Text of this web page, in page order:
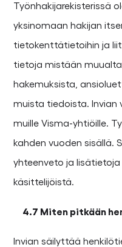
Työnhakijarekisterissä
yksinomaan hakijan
tietokenttätietoihin ja
tietoja mistään
hakemuksista,
muista tiedoista. Invian
muille Visma-yhtiöille.
kahden vuoden sisällä.
yhteenveto ja
käsittelijöistä.
4.7 Miten pitkään
Invian säilyttää